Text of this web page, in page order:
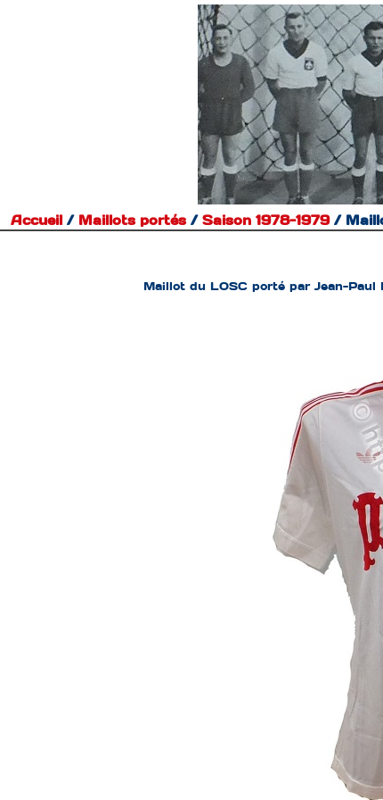
Accueil / Maillots portés/ Saison 1978-1979/
Maillot du LOSC porté par Jean-Paul